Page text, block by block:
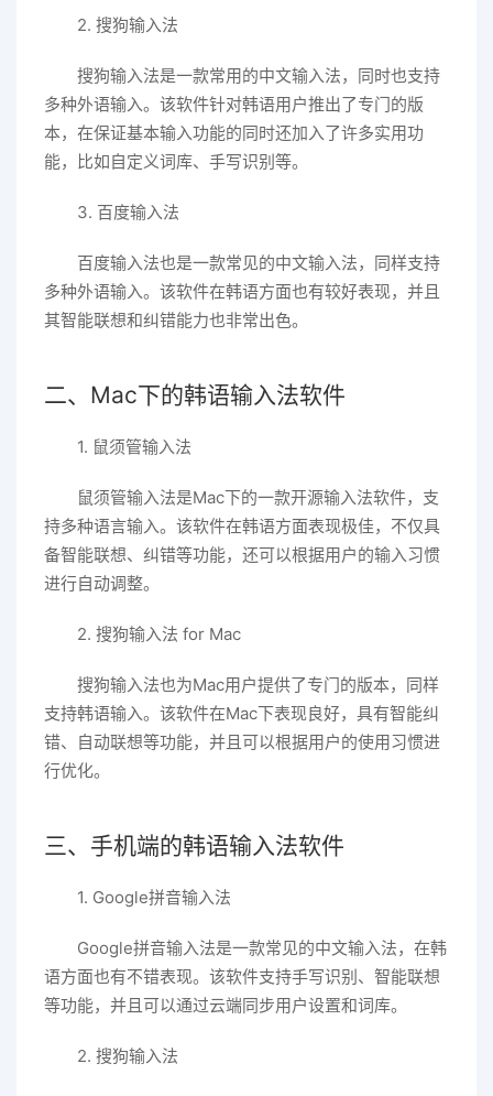
2. 搜狗输入法
搜狗输入法是一款常用的中文输入法，同时也支持
多种外语输入。该软件针对韩语用户推出了专门的版
本，在保证基本输入功能的同时还加入了许多实用功
能，比如自定义词库、手写识别等。
3. 百度输入法
百度输入法也是一款常见的中文输入法，同样支持
多种外语输入。该软件在韩语方面也有较好表现，并且
其智能联想和纠错能力也非常出色。
二、Mac下的韩语输入法软件
1. 鼠须管输入法
鼠须管输入法是Mac下的一款开源输入法软件，支
持多种语言输入。该软件在韩语方面表现极佳，不仅具
备智能联想、纠错等功能，还可以根据用户的输入习惯
进行自动调整。
2. 搜狗输入法 for Mac
搜狗输入法也为Mac用户提供了专门的版本，同样
支持韩语输入。该软件在Mac下表现良好，具有智能纠
错、自动联想等功能，并且可以根据用户的使用习惯进
行优化。
三、手机端的韩语输入法软件
1. Google拼音输入法
Google拼音输入法是一款常见的中文输入法，在韩
语方面也有不错表现。该软件支持手写识别、智能联想
等功能，并且可以通过云端同步用户设置和词库。
2. 搜狗输入法